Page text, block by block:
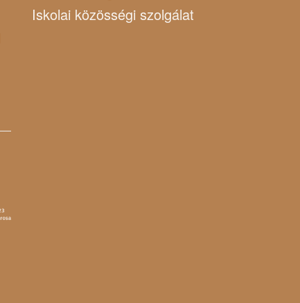
Iskolai közösségi szolgálat